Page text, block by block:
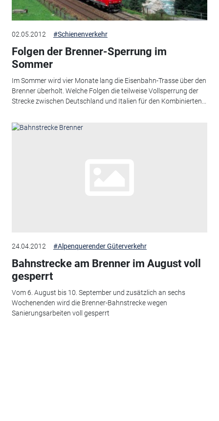
02.05.2012 #Schienenverkehr
Folgen der Brenner-Sperrung im
Sommer
Im Sommer wird vier Monate lang die Eisenbahn-Trasse über den
Brenner überholt. Welche Folgen die teilweise Vollsperrung der
Strecke zwischen Deutschland und Italien für den Kombinierten...
24.04.2012 #Alpenquerender Güterverkehr
Bahnstrecke am Brenner im August voll
gesperrt
Vom 6. August bis 10. September und zusätzlich an sechs
Wochenenden wird die Brenner-Bahnstrecke wegen
Sanierungsarbeiten voll gesperrt